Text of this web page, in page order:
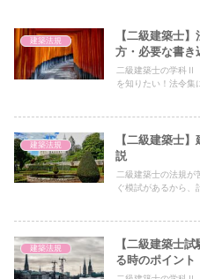
建築法規
【二級建築士
方・必要な書き
二級建築士の学科Ⅱ
を知りたい！法令集
建築法規
【二級建築士
説
二級建築士の法規が
ぐ模試があるから、
建築法規
【二級建築士
る時のポイント